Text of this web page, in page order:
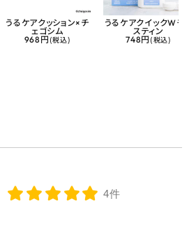
うるケアクッション×チ
ェゴシム
968円 (税込)
うるケアクイックWモイ
スティン
748円 (税込)
4件